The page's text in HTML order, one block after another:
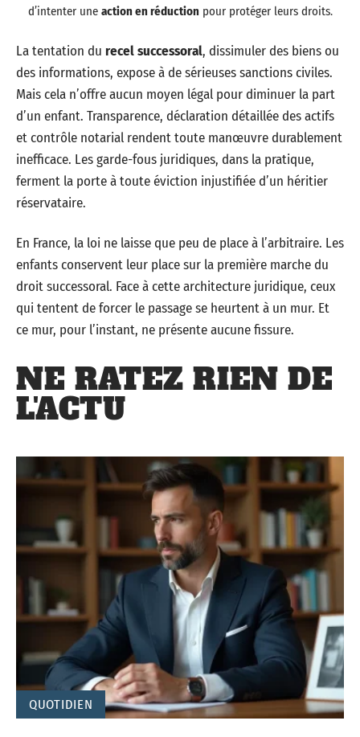
d’intenter une action en réduction pour protéger leurs droits.
La tentation du recel successoral, dissimuler des biens ou
des informations, expose à de sérieuses sanctions civiles.
Mais cela n’offre aucun moyen légal pour diminuer la part
d’un enfant. Transparence, déclaration détaillée des actifs
et contrôle notarial rendent toute manœuvre durablement
inefficace. Les garde-fous juridiques, dans la pratique,
ferment la porte à toute éviction injustifiée d’un héritier
réservataire.
En France, la loi ne laisse que peu de place à l’arbitraire. Les
enfants conservent leur place sur la première marche du
droit successoral. Face à cette architecture juridique, ceux
qui tentent de forcer le passage se heurtent à un mur. Et
ce mur, pour l’instant, ne présente aucune fissure.
NE RATEZ RIEN DE
L'ACTU
QUOTIDIEN